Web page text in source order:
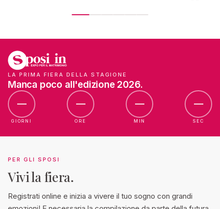
LA PRIMA FIERA DELLA STAGIONE
Manca poco all'edizione 2026.
—
GIORNI
—
ORE
—
MIN
—
SEC
PER GLI SPOSI
Vivi la fiera.
Registrati online e inizia a vivere il tuo sogno con grandi